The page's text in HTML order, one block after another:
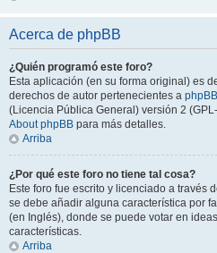
Acerca de phpBB
¿Quién programó este foro?
Esta aplicación (en su forma original) es
derechos de autor pertenecientes a
(Licencia Pública General) versión 2
About phpBB para más detalles.
Arriba
¿Por qué este foro no tiene tal cosa?
Este foro fue escrito y licenciado a través
se debe añadir alguna característica por
(en Inglés), donde se puede votar en
características.
Arriba